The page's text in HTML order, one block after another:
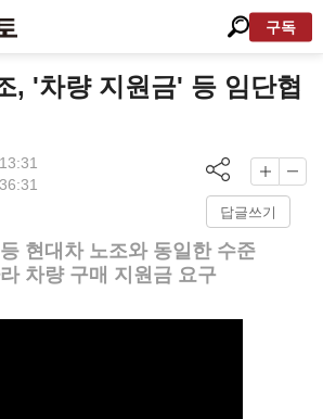
구독
, '차량 지원금' 등 임단협
답글쓰기
현대차 노조와 동일한 수준
차량 구매 지원금 요구